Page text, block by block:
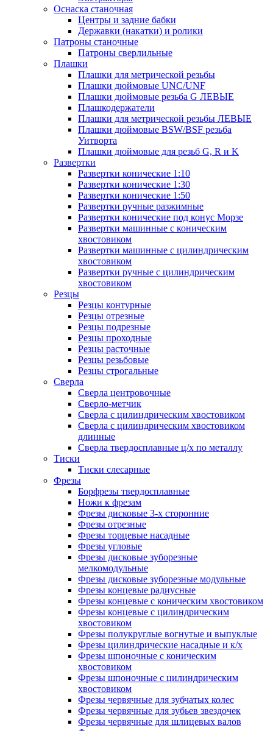
Оснаска станочная
Центры и задние бабки
Державки (накатки) и ролики
Патроны станочные
Патроны сверлильные
Плашки
Плашки для метрической резьбы
Плашки дюймовые UNC/UNF
Плашки дюймовые резьба G ЛЕВЫЕ
Плашкодержатели
Плашки для метрической резьбы ЛЕВЫЕ
Плашки дюймовые BSW/BSF резьба
Уитворта
Плашки дюймовые для резьб G, R и K
Развертки
Развертки конические 1:10
Развертки конические 1:30
Развертки конические 1:50
Развертки ручные разжимные
Развертки конические под конус Морзе
Развертки машинные с коническим
хвостовиком
Развертки машинные с цилиндрическим
хвостовиком
Развертки ручные с цилиндрическим
хвостовиком
Резцы
Резцы контурные
Резцы отрезные
Резцы подрезные
Резцы проходные
Резцы расточные
Резцы резьбовые
Резцы строгальные
Сверла
Сверла центровочные
Сверло-метчик
Сверла с цилиндрическим хвостовиком
Сверла с цилиндрическим хвостовиком
длинные
Сверла твердосплавные ц/х по металлу
Тиски
Тиски слесарные
Фрезы
Борфрезы твердосплавные
Ножи к фрезам
Фрезы дисковые 3-х сторонние
Фрезы отрезные
Фрезы торцевые насадные
Фрезы угловые
Фрезы дисковые зуборезные
мелкомодульные
Фрезы дисковые зуборезные модульные
Фрезы концевые радиусные
Фрезы концевые с коническим хвостовиком
Фрезы концевые с цилиндрическим
хвостовиком
Фрезы полукруглые вогнутые и выпуклые
Фрезы цилиндрические насадные и к/х
Фрезы шпоночные с коническим
хвостовиком
Фрезы шпоночные с цилиндрическим
хвостовиком
Фрезы червячные для зубчатых колес
Фрезы червячные для зубьев звездочек
Фрезы червячные для шлицевых валов